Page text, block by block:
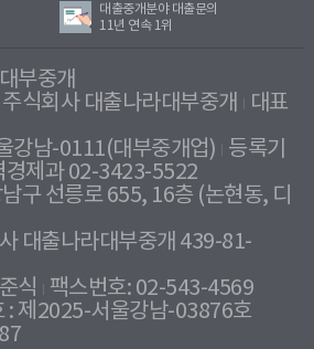
대출중개분야 대출문의
11년 연속 1위
부중개
식회사 대출나라대부중개
대표
강남-0111(대부중개업) 등록기
경제과 02-3423-5522
구 선릉로 655, 16층 (논현동, 디
대출나라대부중개 439-81-
식
팩스번호: 02-543-4569
: 제2025-서울강남-03876호